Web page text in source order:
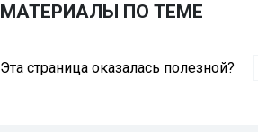
МАТЕРИАЛЫ ПО ТЕМЕ
Эта страница оказалась полезной?